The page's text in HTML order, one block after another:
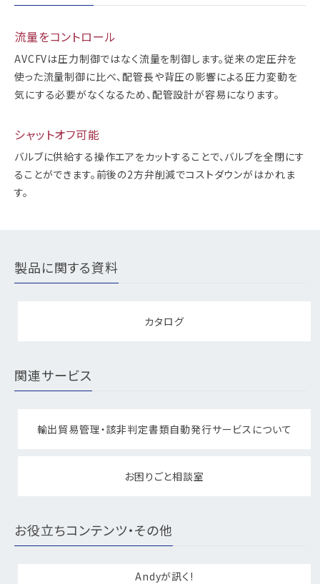
流量をコントロール
AVCFVは圧力制御ではなく流量を制御します。従来の定圧弁を
使った流量制御に比べ、配管長や背圧の影響による圧力変動を
気にする必要がなくなるため、配管設計が容易になります。
シャットオフ可能
バルブに供給する操作エアをカットすることで、バルブを全閉にす
ることができます。前後の2方弁削減でコストダウンがはかれま
す。
製品に関する資料
カタログ
関連サービス
輸出貿易管理・該非判定書類自動発行サービスについて
お困りごと相談室
お役立ちコンテンツ・その他
Andyが訊く!